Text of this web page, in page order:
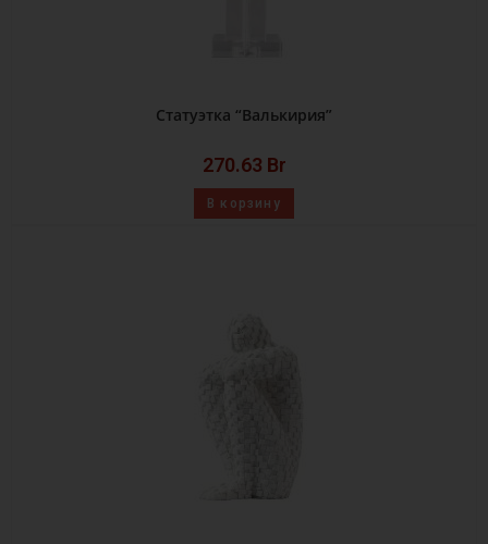
Статуэтка “Валькирия”
270.63 Br
В корзину